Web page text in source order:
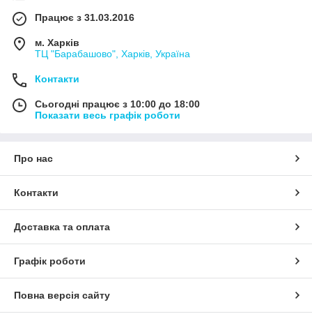
Працює з 31.03.2016
м. Харків
ТЦ "Барабашово", Харків, Україна
Контакти
Сьогодні працює з 10:00 до 18:00
Показати весь графік роботи
Про нас
Контакти
Доставка та оплата
Графік роботи
Повна версія сайту